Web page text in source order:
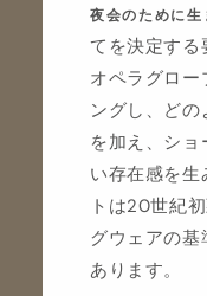
夜会のために
てを決定する
オペラグロー
ングし、ど
を加え、シ
い存在感を生
トは20世紀
グウェアの
あります。